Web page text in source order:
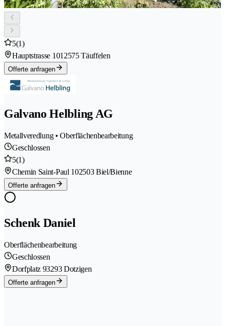
5(1)
Hauptstrasse 101 2575 Täuffelen
Offerte anfragen
Galvano Helbling AG
Metallveredlung • Oberflächenbearbeitung
Geschlossen
5(1)
Chemin Saint-Paul 102503 Biel/Bienne
Offerte anfragen
Schenk Daniel
Oberflächenbearbeitung
Geschlossen
Dorfplatz 93293 Dotzigen
Offerte anfragen